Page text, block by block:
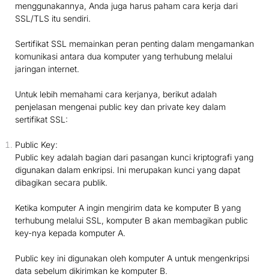
menggunakannya, Anda juga harus paham cara kerja dari
SSL/TLS itu sendiri.
Sertifikat SSL memainkan peran penting dalam mengamankan
komunikasi antara dua komputer yang terhubung melalui
jaringan internet.
Untuk lebih memahami cara kerjanya, berikut adalah
penjelasan mengenai public key dan private key dalam
sertifikat SSL:
Public Key:
Public key adalah bagian dari pasangan kunci kriptografi yang
digunakan dalam enkripsi. Ini merupakan kunci yang dapat
dibagikan secara publik.
Ketika komputer A ingin mengirim data ke komputer B yang
terhubung melalui SSL, komputer B akan membagikan public
key-nya kepada komputer A.
Public key ini digunakan oleh komputer A untuk mengenkripsi
data sebelum dikirimkan ke komputer B.